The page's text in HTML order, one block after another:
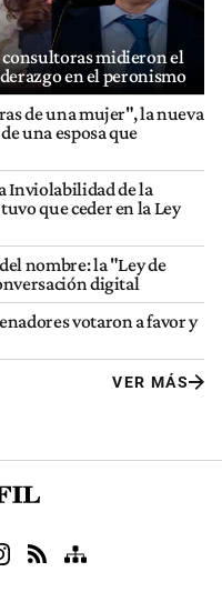
midieron el
en el peronismo
de una mujer", la nueva
una esposa que
Inviolabilidad de la
que ceder en la Ley
nombre: la "Ley de
digital
votaron a favor y
VER MÁS